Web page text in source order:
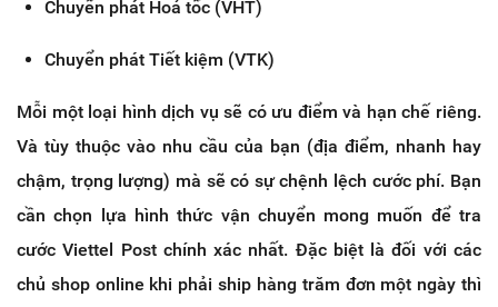
Chuyển phát Hoả tốc (VHT)
Chuyển phát Tiết kiệm (VTK)
Mỗi một loại hình dịch vụ sẽ có ưu điểm và hạn chế riêng.
Và tùy thuộc vào nhu cầu của bạn (địa điểm, nhanh hay
chậm, trọng lượng) mà sẽ có sự chệnh lệch cước phí. Bạn
cần chọn lựa hình thức vận chuyển mong muốn để tra
cước Viettel Post chính xác nhất. Đặc biệt là đối với các
chủ shop online khi phải ship hàng trăm đơn một ngày thì